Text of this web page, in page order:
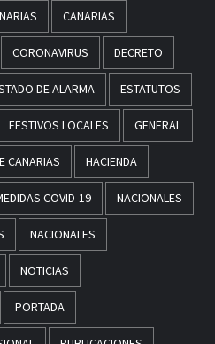
CANARIAS
CORONAVIRUS DECRETO
DE ALARMA ESTATUTOS
FESTIVOS LOCALES GENERAL
CANARIAS HACIENDA
COVID-19 NACIONALES
NACIONALES
NOTICIAS
PORTADA